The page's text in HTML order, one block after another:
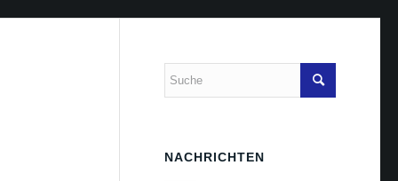
NACHRICHTEN